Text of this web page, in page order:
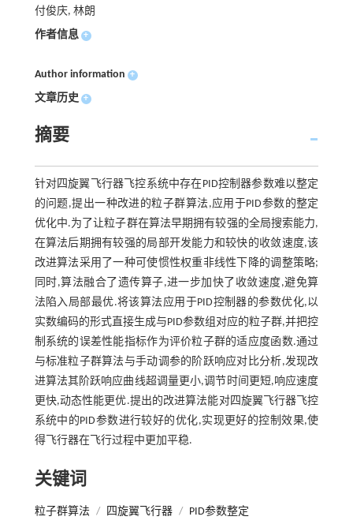
付俊庆, 林朗
作者信息 +
Author information +
文章历史 +
摘要
针对四旋翼飞行器飞控系统中存在PID控制器参数难以整定
的问题,提出一种改进的粒子群算法,应用于PID参数的整定
优化中.为了让粒子群在算法早期拥有较强的全局搜索能力,
在算法后期拥有较强的局部开发能力和较快的收敛速度,该
改进算法采用了一种可使惯性权重非线性下降的调整策略;
同时,算法融合了遗传算子,进一步加快了收敛速度,避免算
法陷入局部最优.将该算法应用于PID控制器的参数优化,以
实数编码的形式直接生成与PID参数组对应的粒子群,并把控
制系统的误差性能指标作为评价粒子群的适应度函数.通过
与标准粒子群算法与手动调参的阶跃响应对比分析,发现改
进算法其阶跃响应曲线超调量更小,调节时间更短,响应速度
更快,动态性能更优.提出的改进算法能对四旋翼飞行器飞控
系统中的PID参数进行较好的优化,实现更好的控制效果,使
得飞行器在飞行过程中更加平稳.
关键词
粒子群算法 / 四旋翼飞行器 / PID参数整定